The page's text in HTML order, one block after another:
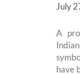
July
A
have